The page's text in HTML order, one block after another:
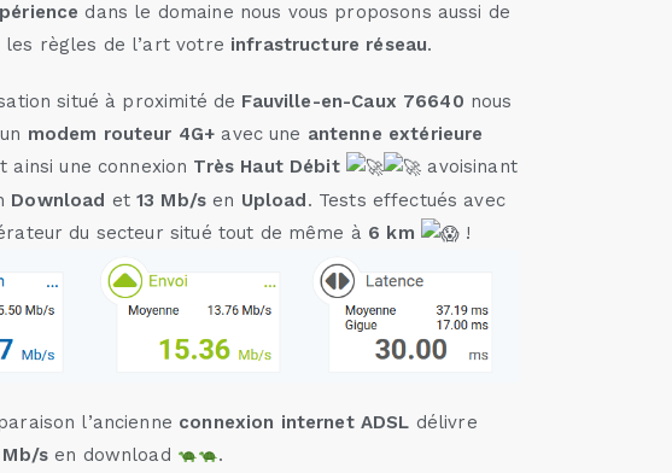
dans le domaine nous vous proposons aussi de
les règles de l’art votre infrastructure réseau.
situé à proximité de Fauville-en-Caux 76640 nous
modem routeur 4G+ avec une antenne extérieure
ainsi une connexion Très Haut Débit
avoisinant
Download et13 Mb/s en Upload. Tests effectués avec
du secteur situé tout de même à 6 km !
l’ancienne connexion internet ADSL délivre
sen download .